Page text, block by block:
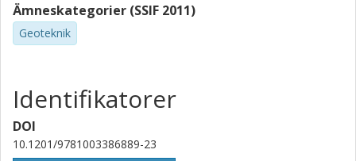
Ämneskategorier (SSIF 2011)
Geoteknik
Identifikatorer
DOI
10.1201/9781003386889-23